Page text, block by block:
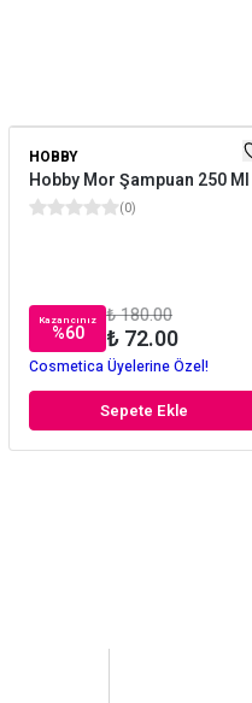
HOBBY
Hobby Mor Şampuan 250 Ml
(0)
Kazancınız
%60
₺ 180.00
₺ 72.00
Cosmetica Üyelerine Özel!
Sepete Ekle